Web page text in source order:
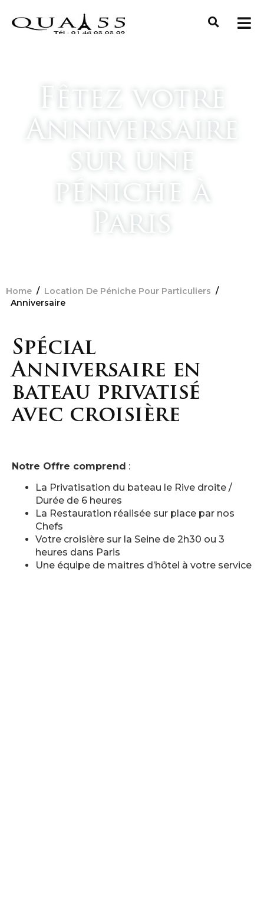
Fêtez votre
Anniversaire
sur une
péniche à
Paris
Home / Location De Péniche Pour Particuliers /
Anniversaire
Spécial
Anniversaire en
bateau privatisé
avec croisière
Notre Offre comprend :
La Privatisation du bateau le Rive droite /
Durée de 6 heures
La Restauration réalisée sur place par nos
Chefs
Votre croisière sur la Seine de 2h30 ou 3
heures dans Paris
Une équipe de maitres d’hôtel à votre service